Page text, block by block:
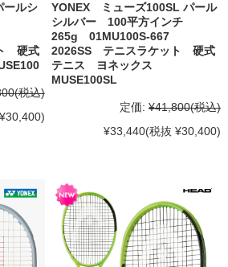
ルシ
硬式
(税込)
YONEX ミューズ100SL パール
シルバー 100平方インチ
265g 01MU100S-667
2026SS テニスラケット 硬式
テニス ヨネックス
MUSE100SL
定価: ¥41,800(税込)
¥33,440(税抜 ¥30,400)